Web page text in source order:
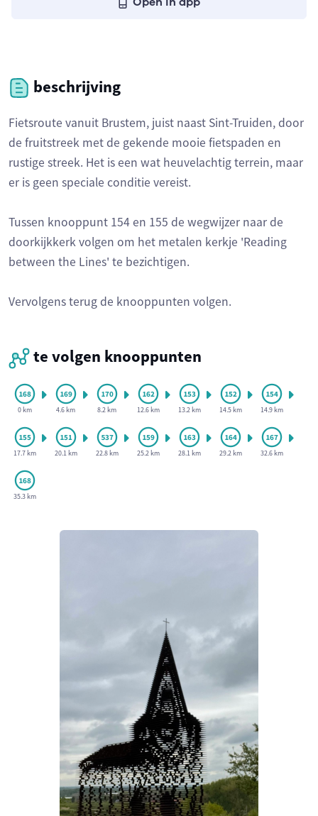
beschrijving
Fietsroute vanuit Brustem, juist naast Sint-Truiden, door
de fruitstreek met de gekende mooie fietspaden en
rustige streek. Het is een wat heuvelachtig terrein, maar
er is geen speciale conditie vereist.
Tussen knooppunt 154 en 155 de wegwijzer naar de
doorkijkkerk volgen om het metalen kerkje 'Reading
between the Lines' te bezichtigen.
Vervolgens terug de knooppunten volgen.
te volgen knooppunten
0 km 4.6 km 8.2 km 12.6 km 13.2 km 14.5 km 14.9 km
17.7 km 20.1 km 22.8 km 25.2 km 28.1 km 29.2 km 32.6 km
35.3 km